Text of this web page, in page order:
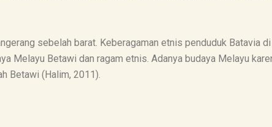
sebelah barat. Keberagaman etnis penduduk Batavia
Melayu Betawi dan ragam etnis. Adanya budaya Melayu
Betawi (Halim, 2011).